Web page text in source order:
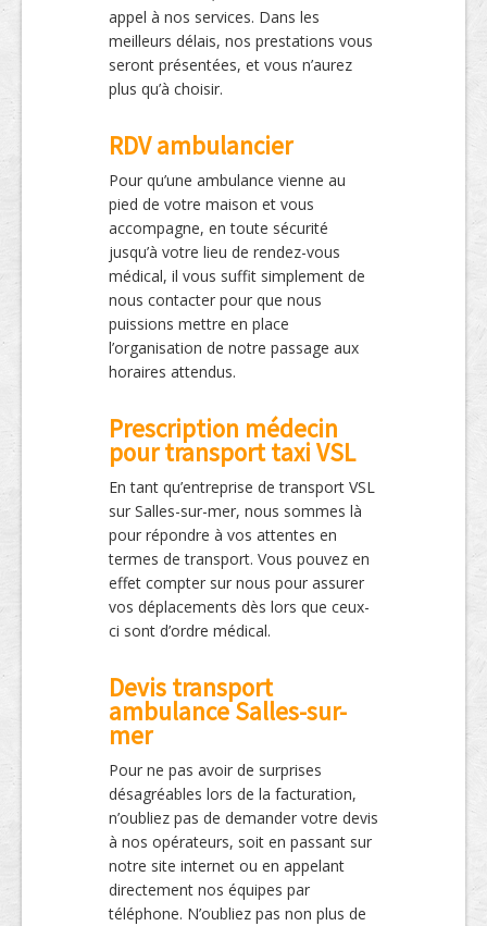
appel à nos services. Dans les
meilleurs délais, nos prestations vous
seront présentées, et vous n’aurez
plus qu’à choisir.
RDV ambulancier
Pour qu’une ambulance vienne au
pied de votre maison et vous
accompagne, en toute sécurité
jusqu’à votre lieu de rendez-vous
médical, il vous suffit simplement de
nous contacter pour que nous
puissions mettre en place
l’organisation de notre passage aux
horaires attendus.
Prescription médecin
pour transport taxi VSL
En tant qu’entreprise de transport VSL
sur Salles-sur-mer, nous sommes là
pour répondre à vos attentes en
termes de transport. Vous pouvez en
effet compter sur nous pour assurer
vos déplacements dès lors que ceux-
ci sont d’ordre médical.
Devis transport
ambulance Salles-sur-
mer
Pour ne pas avoir de surprises
désagréables lors de la facturation,
n’oubliez pas de demander votre devis
à nos opérateurs, soit en passant sur
notre site internet ou en appelant
directement nos équipes par
téléphone. N’oubliez pas non plus de